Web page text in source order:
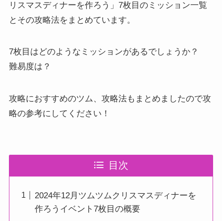
リスマスディナーを作ろう」7枚目のミッション一覧
とその攻略法をまとめています。
7枚目はどのようなミッションがあるでしょうか？
難易度は？
攻略におすすめのツム、攻略法もまとめましたので攻
略の参考にしてください！
目次
2024年12月ツムツムクリスマスディナーを
作ろうイベント7枚目の概要